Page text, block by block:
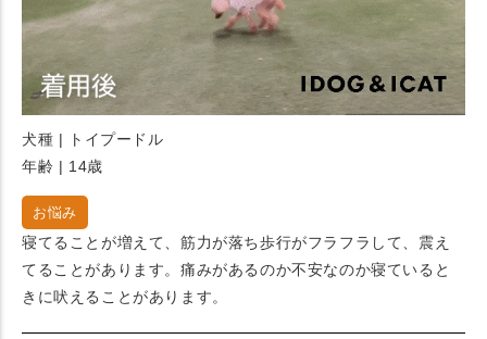
犬種 | トイプードル
年齢 | 14歳
お悩み
寝てることが増えて、筋力が落ち歩行がフラフラして、震え
てることがあります。痛みがあるのか不安なのか寝ていると
きに吠えることがあります。